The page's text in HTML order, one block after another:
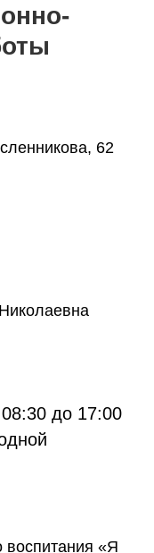
62
до 17:00
воспитания «Я